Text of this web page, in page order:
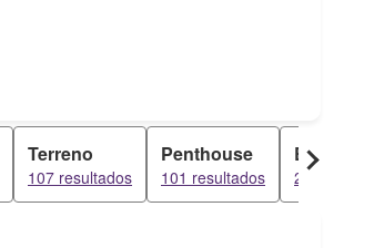
Terreno
107 resultados
Penthouse
101 resultados
Estudio
25